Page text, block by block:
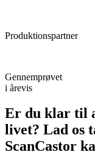
Produktionspartner
Gennemprøvet
i årevis
Er du klar til
livet? Lad os
ScanCastor